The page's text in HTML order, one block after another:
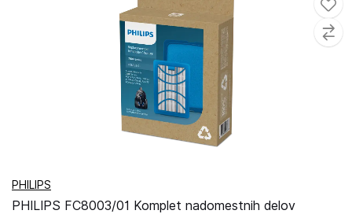
PHILIPS
PHILIPS FC8003/01 Komplet nadomestnih delov